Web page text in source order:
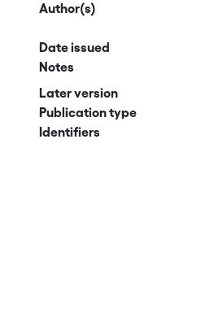
Author(s)
Date issued
Notes
Later version
Publication type
Identifiers